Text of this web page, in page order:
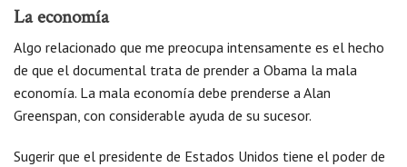
La economía
Algo relacionado que me preocupa intensamente es el hecho
de que el documental trata de prender a Obama la mala
economía. La mala economía debe prenderse a Alan
Greenspan, con considerable ayuda de su sucesor.
Sugerir que el presidente de Estados Unidos tiene el poder de